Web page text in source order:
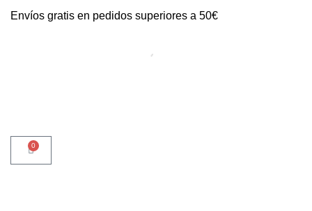
Envíos gratis en pedidos superiores a 50€
0